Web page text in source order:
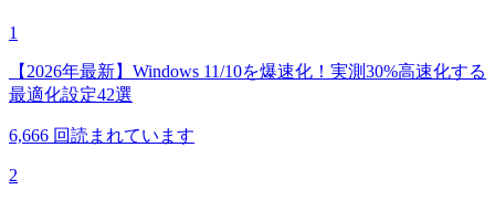
1
【2026年最新】Windows 11/10を爆速化！実測30%高速化する
最適化設定42選
6,666 回読まれています
2